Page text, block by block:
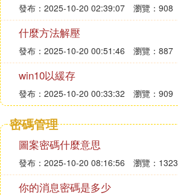
發布：2025-10-20 02:39:07 瀏覽：908
什麼方法解壓
發布：2025-10-20 00:51:46 瀏覽：887
win10以緩存
發布：2025-10-20 00:33:32 瀏覽：909
密碼管理
圖案密碼什麼意思
發布：2025-10-20 08:16:56 瀏覽：1323
你的消息密碼是多少